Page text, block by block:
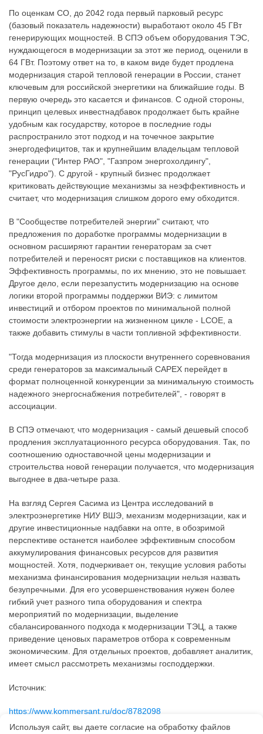
По оценкам СО, до 2042 года первый парковый ресурс
(базовый показатель надежности) выработают около 45 ГВт
генерирующих мощностей. В СПЭ объем оборудования ТЭС,
нуждающегося в модернизации за этот же период, оценили в
64 ГВт. Поэтому ответ на то, в каком виде будет продлена
модернизация старой тепловой генерации в России, станет
ключевым для российской энергетики на ближайшие годы. В
первую очередь это касается и финансов. С одной стороны,
принцип целевых инвестнадбавок продолжает быть крайне
удобным как государству, которое в последние годы
распространило этот подход и на точечное закрытие
энергодефицитов, так и крупнейшим владельцам тепловой
генерации ("Интер РАО", "Газпром энергохолдингу",
"РусГидро"). С другой - крупный бизнес продолжает
критиковать действующие механизмы за неэффективность и
считает, что модернизация слишком дорого ему обходится.
В "Сообществе потребителей энергии" считают, что
предложения по доработке программы модернизации в
основном расширяют гарантии генераторам за счет
потребителей и переносят риски с поставщиков на клиентов.
Эффективность программы, по их мнению, это не повышает.
Другое дело, если перезапустить модернизацию на основе
логики второй программы поддержки ВИЭ: с лимитом
инвестиций и отбором проектов по минимальной полной
стоимости электроэнергии на жизненном цикле - LCOE, а
также добавить стимулы в части топливной эффективности.
"Тогда модернизация из плоскости внутреннего соревнования
среди генераторов за максимальный CAPEX перейдет в
формат полноценной конкуренции за минимальную стоимость
надежного энергоснабжения потребителей", - говорят в
ассоциации.
В СПЭ отмечают, что модернизация - самый дешевый способ
продления эксплуатационного ресурса оборудования. Так, по
соотношению одноставочной цены модернизации и
строительства новой генерации получается, что модернизация
выгоднее в два-четыре раза.
На взгляд Сергея Сасима из Центра исследований в
электроэнергетике НИУ ВШЭ, механизм модернизации, как и
другие инвестиционные надбавки на опте, в обозримой
перспективе останется наиболее эффективным способом
аккумулирования финансовых ресурсов для развития
мощностей. Хотя, подчеркивает он, текущие условия работы
механизма финансирования модернизации нельзя назвать
безупречными. Для его усовершенствования нужен более
гибкий учет разного типа оборудования и спектра
мероприятий по модернизации, выделение
сбалансированного подхода к модернизации ТЭЦ, а также
приведение ценовых параметров отбора к современным
экономическим. Для отдельных проектов, добавляет аналитик,
имеет смысл рассмотреть механизмы господдержки.
Источник:
https://www.kommersant.ru/doc/8782098
Используя сайт, вы даете согласие на обработку файлов